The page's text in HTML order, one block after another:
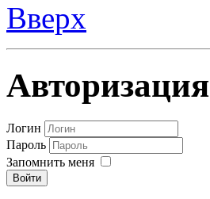
Вверх
Авторизация
Логин
Пароль
Запомнить меня
Войти